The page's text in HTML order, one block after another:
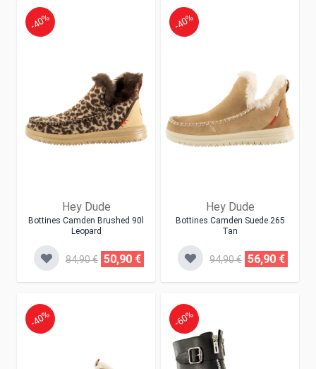
Hey Dude
Bottines Camden Brushed 90l
Leopard
-40%
84,90 € 50,90 €
Hey Dude
Bottines Camden Suede 265
Tan
-40%
94,90 € 56,90 €
-40% -60%